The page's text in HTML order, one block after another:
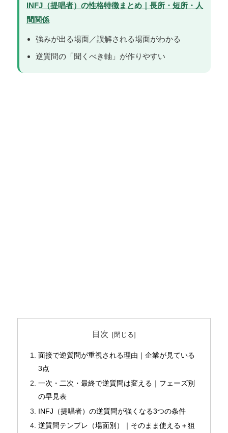
INFJ（提唱者）の性格特徴まとめ｜長所・短所・人
間関係
強みが出る場面／誤解される場面がわかる
逆質問の「聞くべき軸」が作りやすい
目次
面接で逆質問が重視される理由｜企業が見ている
3点
一次・二次・最終で逆質問は変える｜フェーズ別
の早見表
INFJ（提唱者）の逆質問が強くなる3つの条件
逆質問テンプレ（場面別）｜そのまま使える＋狙